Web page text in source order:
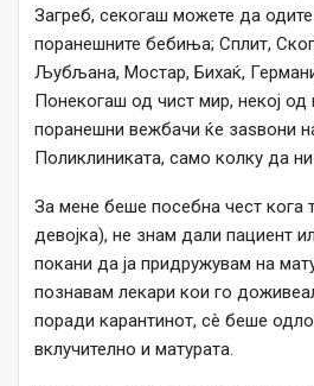
Загреб, секогаш можете да
поранешните бебиња; Сплит,
Љубљана, Мостар, Бихаќ,
Понекогаш од чист мир, некој од
поранешни вежбачи ќе заѕвони
Поликлиниката, само колку да ни
За мене беше посебна чест кога
девојка), не знам дали пациент
покани да ја придружувам на
познавам лекари кои го
поради карантинот, сè беше
вклучително и матурата.